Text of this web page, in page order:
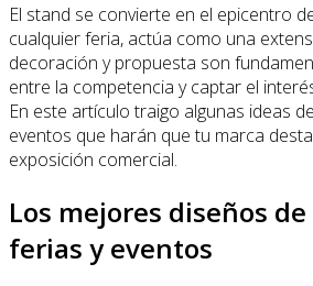
El stand se convierte en el epicentro
cualquier feria, actúa como una
decoración y propuesta son
entre la competencia y captar el
En este artículo traigo algunas ideas
eventos que harán que tu marca
exposición comercial.
Los mejores diseños
ferias y eventos